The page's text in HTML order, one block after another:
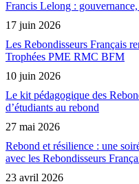
Francis Lelong :
17 juin 2026
Les Rebondisseurs Français
Trophées PME RMC BFM
10 juin 2026
Le kit pédagogique des
d’étudiants au rebond
27 mai 2026
Rebond et résilience : une
avec les Rebondisseurs
23 avril 2026